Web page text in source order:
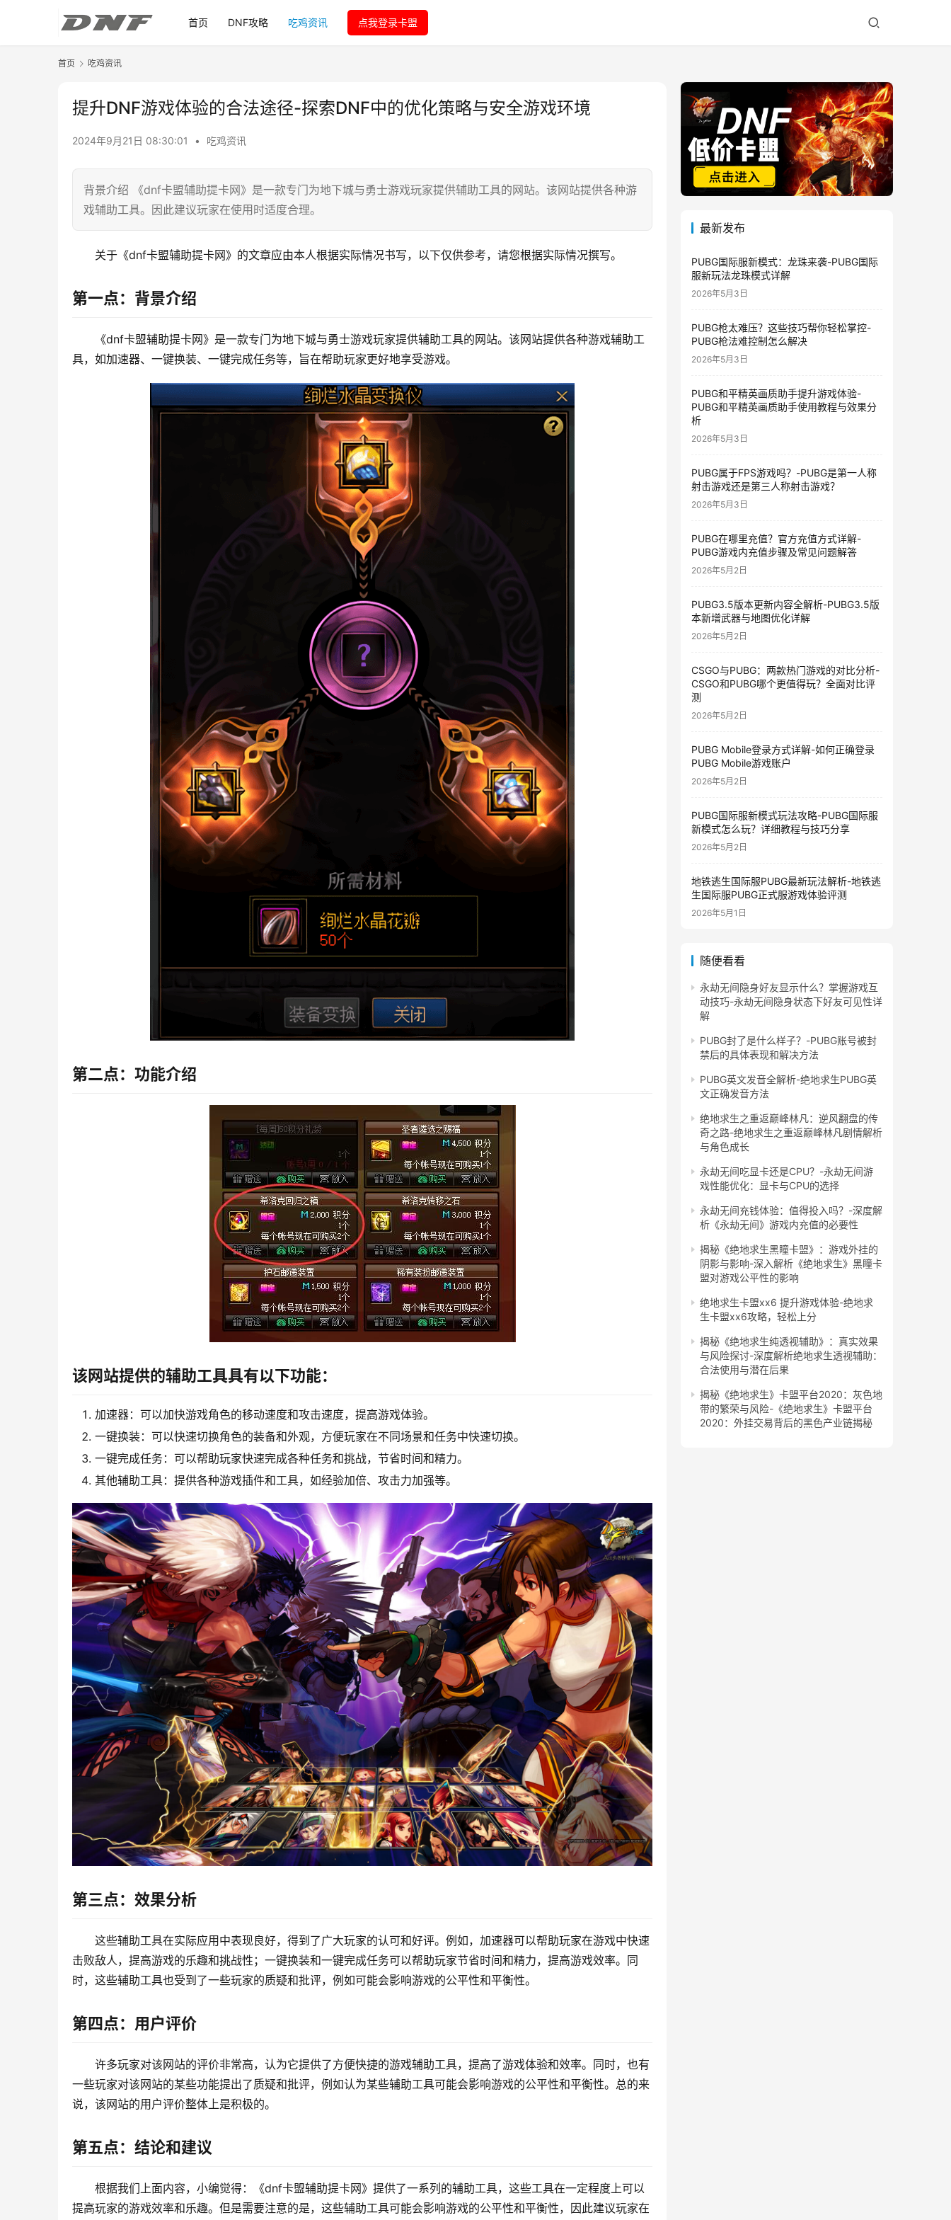
首页 DNF攻略 吃鸡资讯 点我登录卡盟
首页 吃鸡资讯
提升DNF游戏体验的合法途径-探索DNF中的优化策略与安全游戏环境
2024年9月21日 08:30:01 • 吃鸡资讯
背景介绍 《dnf卡盟辅助提卡网》是一款专门为地下城与勇士游戏玩家提供辅助工具的网站。该网站提供各种游
戏辅助工具。因此建议玩家在使用时适度合理。
关于《dnf卡盟辅助提卡网》的文章应由本人根据实际情况书写，以下仅供参考，请您根据实际情况撰写。
第一点：背景介绍
《dnf卡盟辅助提卡网》是一款专门为地下城与勇士游戏玩家提供辅助工具的网站。该网站提供各种游戏辅助工
具，如加速器、一键换装、一键完成任务等，旨在帮助玩家更好地享受游戏。
第二点：功能介绍
该网站提供的辅助工具具有以下功能：
加速器：可以加快游戏角色的移动速度和攻击速度，提高游戏体验。
一键换装：可以快速切换角色的装备和外观，方便玩家在不同场景和任务中快速切换。
一键完成任务：可以帮助玩家快速完成各种任务和挑战，节省时间和精力。
其他辅助工具：提供各种游戏插件和工具，如经验加倍、攻击力加强等。
第三点：效果分析
这些辅助工具在实际应用中表现良好，得到了广大玩家的认可和好评。例如，加速器可以帮助玩家在游戏中快速
击败敌人，提高游戏的乐趣和挑战性；一键换装和一键完成任务可以帮助玩家节省时间和精力，提高游戏效率。同
时，这些辅助工具也受到了一些玩家的质疑和批评，例如可能会影响游戏的公平性和平衡性。
第四点：用户评价
许多玩家对该网站的评价非常高，认为它提供了方便快捷的游戏辅助工具，提高了游戏体验和效率。同时，也有
一些玩家对该网站的某些功能提出了质疑和批评，例如认为某些辅助工具可能会影响游戏的公平性和平衡性。总的来
说，该网站的用户评价整体上是积极的。
第五点：结论和建议
根据我们上面内容，小编觉得：《dnf卡盟辅助提卡网》提供了一系列的辅助工具，这些工具在一定程度上可以
提高玩家的游戏效率和乐趣。但是需要注意的是，这些辅助工具可能会影响游戏的公平性和平衡性，因此建议玩家在
最新发布
PUBG国际服新模式：龙珠来袭-PUBG国际
服新玩法龙珠模式详解
2026年5月3日
PUBG枪太难压？这些技巧帮你轻松掌控-
PUBG枪法难控制怎么解决
2026年5月3日
PUBG和平精英画质助手提升游戏体验-
PUBG和平精英画质助手使用教程与效果分
析
2026年5月3日
PUBG属于FPS游戏吗？-PUBG是第一人称
射击游戏还是第三人称射击游戏？
2026年5月3日
PUBG在哪里充值？官方充值方式详解-
PUBG游戏内充值步骤及常见问题解答
2026年5月2日
PUBG3.5版本更新内容全解析-PUBG3.5版
本新增武器与地图优化详解
2026年5月2日
CSGO与PUBG：两款热门游戏的对比分析-
CSGO和PUBG哪个更值得玩？全面对比评
测
2026年5月2日
PUBG Mobile登录方式详解-如何正确登录
PUBG Mobile游戏账户
2026年5月2日
PUBG国际服新模式玩法攻略-PUBG国际服
新模式怎么玩？详细教程与技巧分享
2026年5月2日
地铁逃生国际服PUBG最新玩法解析-地铁逃
生国际服PUBG正式服游戏体验评测
2026年5月1日
随便看看
永劫无间隐身好友显示什么？掌握游戏互
动技巧-永劫无间隐身状态下好友可见性详
解
PUBG封了是什么样子？-PUBG账号被封
禁后的具体表现和解决方法
PUBG英文发音全解析-绝地求生PUBG英
文正确发音方法
绝地求生之重返巅峰林凡：逆风翻盘的传
奇之路-绝地求生之重返巅峰林凡剧情解析
与角色成长
永劫无间吃显卡还是CPU？-永劫无间游
戏性能优化：显卡与CPU的选择
永劫无间充钱体验：值得投入吗？-深度解
析《永劫无间》游戏内充值的必要性
揭秘《绝地求生黑瞳卡盟》：游戏外挂的
阴影与影响-深入解析《绝地求生》黑瞳卡
盟对游戏公平性的影响
绝地求生卡盟xx6 提升游戏体验-绝地求
生卡盟xx6攻略，轻松上分
揭秘《绝地求生纯透视辅助》：真实效果
与风险探讨-深度解析绝地求生透视辅助：
合法使用与潜在后果
揭秘《绝地求生》卡盟平台2020：灰色地
带的繁荣与风险-《绝地求生》卡盟平台
2020：外挂交易背后的黑色产业链揭秘